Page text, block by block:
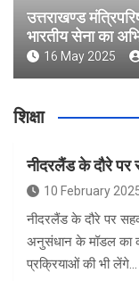
उत्तराखण्ड
भारतीय सेना का
16 May 2025
शिक्षा
नीदरलैंड के दौरे पर
10 February
नीदरलैंड के दौरे पर
अनुसंधान के मॉडल का
प्रक्रियाओं की भी लेंगे…